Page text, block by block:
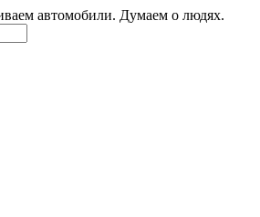
автомобили. Думаем о людях.